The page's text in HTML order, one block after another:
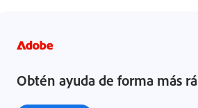
Obtén ayuda de forma más